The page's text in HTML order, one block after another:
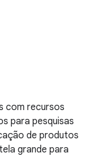
com recursos
para pesquisas
de produtos
grande para